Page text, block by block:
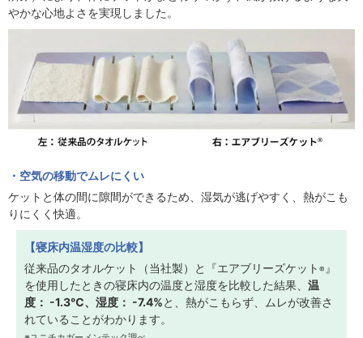
やかな心地よさを実現しました。
空気の移動でムレにくい
ケットと体の間に隙間ができるため、湿気が逃げやすく、熱がこも
りにくく快適。
【寝床内温湿度の比較】
従来品のタオルケット（当社製）と『エアブリーズケット ® 』
を使用したときの寝床内の温度と湿度を比較した結果、 温
度： -1.3℃、湿度： -7.4%と、熱がこもらず、ムレが改善さ
れていることがわかります。